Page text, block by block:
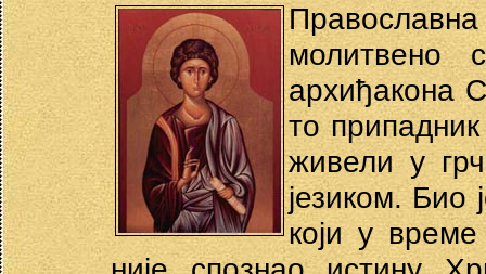
молитвено
архиђакона
то припадник
живели у
језиком. Био
који у